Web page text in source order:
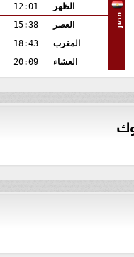
مصر
الظهر
12:01
العصر
15:38
المغرب
18:43
العشاء
20:09